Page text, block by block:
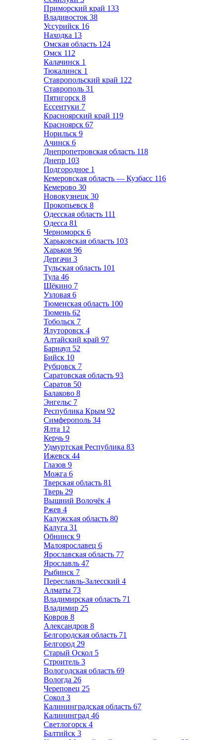
Приморский край 133
Владивосток 38
Уссурийск 16
Находка 13
Омская область 124
Омск 112
Калачинск 1
Тюкалинск 1
Ставропольский край 122
Ставрополь 31
Пятигорск 8
Ессентуки 7
Красноярский край 119
Красноярск 67
Норильск 9
Ачинск 6
Днепропетровская область 118
Днепр 103
Подгородное 1
Кемеровская область — Кузбасс 116
Кемерово 30
Новокузнецк 30
Прокопьевск 8
Одесская область 111
Одесса 81
Черноморск 6
Харьковская область 103
Харьков 96
Дергачи 3
Тульская область 101
Тула 46
Щёкино 7
Узловая 6
Тюменская область 100
Тюмень 62
Тобольск 7
Ялуторовск 4
Алтайский край 97
Барнаул 52
Бийск 10
Рубцовск 7
Саратовская область 93
Саратов 50
Балаково 8
Энгельс 7
Республика Крым 92
Симферополь 34
Ялта 12
Керчь 9
Удмуртская Республика 83
Ижевск 44
Глазов 9
Можга 6
Тверская область 81
Тверь 29
Вышний Волочёк 4
Ржев 4
Калужская область 80
Калуга 31
Обнинск 9
Малоярославец 6
Ярославская область 77
Ярославль 47
Рыбинск 7
Переславль-Залесский 4
Алматы 73
Владимирская область 71
Владимир 25
Ковров 8
Александров 8
Белгородская область 71
Белгород 29
Старый Оскол 5
Строитель 3
Вологодская область 69
Вологда 26
Череповец 25
Сокол 3
Калининградская область 67
Калининград 46
Светлогорск 4
Балтийск 3